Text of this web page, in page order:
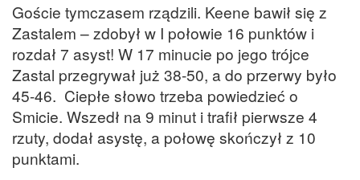
Goście tymczasem rządzili. Keene bawił się z
Zastalem – zdobył w I połowie 16 punktów i
rozdał 7 asyst! W 17 minucie po jego trójce
Zastal przegrywał już 38-50, a do przerwy było
45-46. Ciepłe słowo trzeba powiedzieć o
Smicie. Wszedł na 9 minut i trafił pierwsze 4
rzuty, dodał asystę, a połowę skończył z 10
punktami.